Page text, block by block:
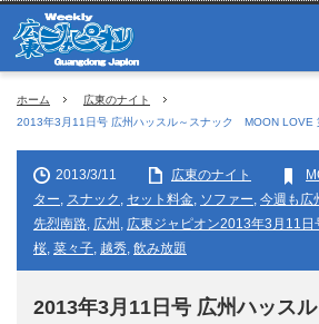
ホーム
広東のナイト
2013年3月11日号 広州ハッスル～スナック MOON LOVE
2013/3/11 広東のナイト
ター, スナック , セット料金, ソファー, 今週も広
先烈南路, 広州 , 広東ジャピオン2013年3月11日
桜, 菜々子, 越秀, 飲み放題
2013年3月11日号 広州ハッス